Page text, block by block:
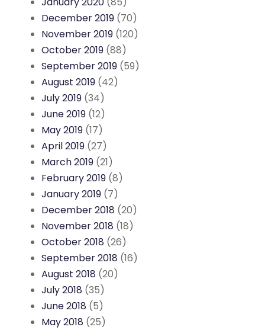
December 2019 (70)
November 2019 (120)
October 2019 (88)
September 2019 (59)
August 2019 (42)
July 2019 (34)
June 2019 (12)
May 2019 (17)
April 2019 (27)
March 2019 (21)
February 2019 (8)
January 2019 (7)
December 2018 (20)
November 2018 (18)
October 2018 (26)
September 2018 (16)
August 2018 (20)
July 2018 (35)
June 2018 (5)
May 2018 (25)